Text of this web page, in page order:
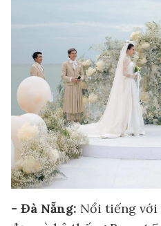
- Đà Nẵng: Nổi tiếng với